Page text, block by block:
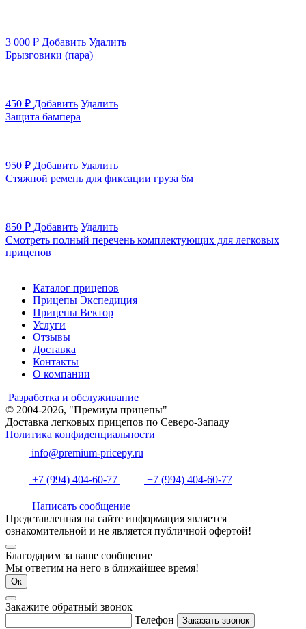
3 000 ₽ Добавить Удалить
Брызговики (пара)
450 ₽ Добавить Удалить
Защита бампера
950 ₽ Добавить Удалить
Стяжной ремень для фиксации груза 6м
850 ₽ Добавить Удалить
Смотреть полный перечень комплектующих для легковых
прицепов
Каталог прицепов
Прицепы Экспедиция
Прицепы Вектор
Услуги
Отзывы
Доставка
Контакты
О компании
Разработка и обслуживание
© 2004-2026, "Премиум прицепы"
Доставка легковых прицепов по Северо-Западу
Политика конфиденциальности
info@premium-pricepy.ru
+7 (994) 404-60-77 +7 (994) 404-60-77
Написать сообщение
Представленная на сайте информация является
ознакомительной и не является публичной офертой!
Благодарим за ваше сообщение
Мы ответим на него в ближайшее время!
Ок
Закажите обратный звонок
Телефон
Заказать звонок